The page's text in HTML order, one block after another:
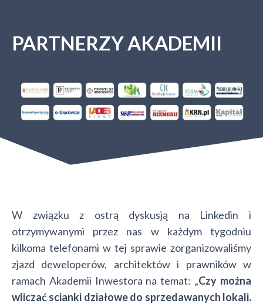
PARTNERZY AKADEMII
W związku z ostrą dyskusją na Linkedin i
otrzymywanymi przez nas w każdym tygodniu
kilkoma telefonami w tej sprawie zorganizowaliśmy
zjazd deweloperów, architektów i prawników w
ramach Akademii Inwestora na temat: „Czy można
wliczać scianki działowe do sprzedawanych lokali.